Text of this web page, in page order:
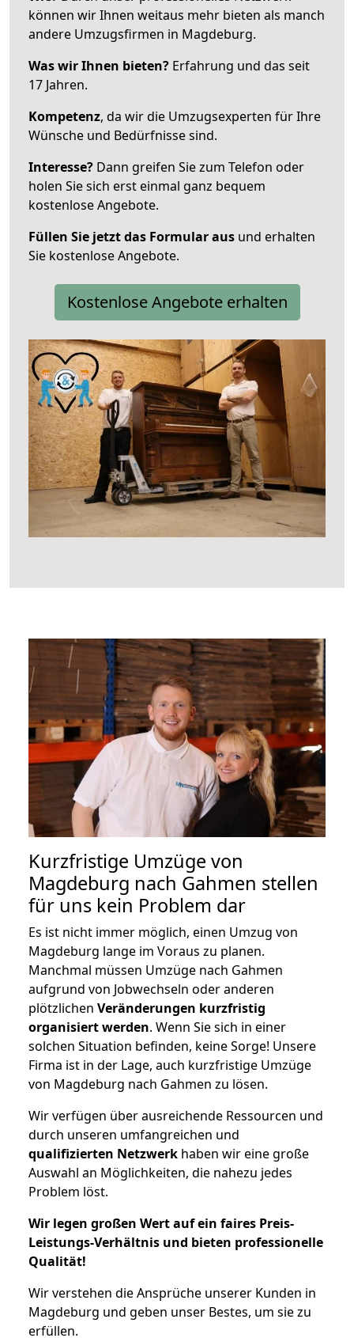
können wir Ihnen weitaus mehr bieten als manch
andere Umzugsfirmen in Magdeburg.
Was wir Ihnen bieten? Erfahrung und das seit
17 Jahren.
Kompetenz, da wir die Umzugsexperten für Ihre
Wünsche und Bedürfnisse sind.
Interesse? Dann greifen Sie zum Telefon oder
holen Sie sich erst einmal ganz bequem
kostenlose Angebote.
Füllen Sie jetzt das Formular aus und erhalten
Sie kostenlose Angebote.
Kostenlose Angebote erhalten
Kurzfristige Umzüge von
Magdeburg nach Gahmen stellen
für uns kein Problem dar
Es ist nicht immer möglich, einen Umzug von
Magdeburg lange im Voraus zu planen.
Manchmal müssen Umzüge nach Gahmen
aufgrund von Jobwechseln oder anderen
plötzlichen Veränderungen kurzfristig
organisiert werden. Wenn Sie sich in einer
solchen Situation befinden, keine Sorge! Unsere
Firma ist in der Lage, auch kurzfristige Umzüge
von Magdeburg nach Gahmen zu lösen.
Wir verfügen über ausreichende Ressourcen und
durch unseren umfangreichen und
qualifizierten Netzwerk haben wir eine große
Auswahl an Möglichkeiten, die nahezu jedes
Problem löst.
Wir legen großen Wert auf ein faires Preis-
Leistungs-Verhältnis und bieten professionelle
Qualität!
Wir verstehen die Ansprüche unserer Kunden in
Magdeburg und geben unser Bestes, um sie zu
erfüllen.